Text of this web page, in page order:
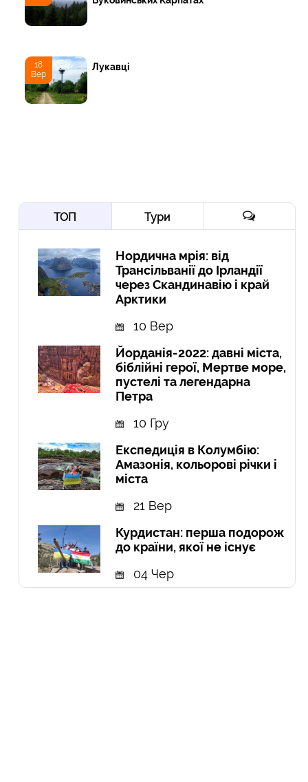
18
Вер
Лукавці
ТОП Тури
Нордична мрія: від
Трансільванії до Ірландії
через Скандинавію і край
Арктики
10 Вер
Йорданія-2022: давні міста,
біблійні герої, Мертве море,
пустелі та легендарна
Петра
10 Гру
Експедиція в Колумбію:
Амазонія, кольорові річки і
міста
21 Вер
Курдистан: перша подорож
до країни, якої не існує
04 Чер